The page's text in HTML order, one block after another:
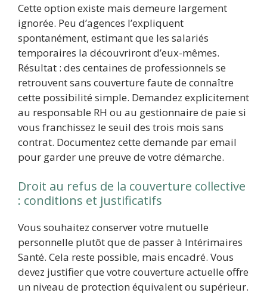
Cette option existe mais demeure largement
ignorée. Peu d’agences l’expliquent
spontanément, estimant que les salariés
temporaires la découvriront d’eux-mêmes.
Résultat : des centaines de professionnels se
retrouvent sans couverture faute de connaître
cette possibilité simple. Demandez explicitement
au responsable RH ou au gestionnaire de paie si
vous franchissez le seuil des trois mois sans
contrat. Documentez cette demande par email
pour garder une preuve de votre démarche.
Droit au refus de la couverture collective
: conditions et justificatifs
Vous souhaitez conserver votre mutuelle
personnelle plutôt que de passer à Intérimaires
Santé. Cela reste possible, mais encadré. Vous
devez justifier que votre couverture actuelle offre
un niveau de protection équivalent ou supérieur.